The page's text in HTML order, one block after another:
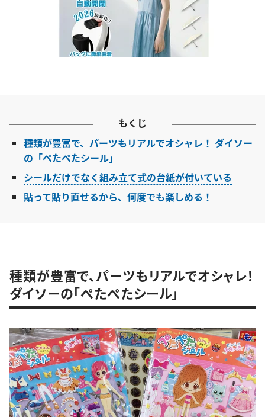
もくじ
種類が豊富で、パーツもリアルでオシャレ！ ダイソー
の「ぺたぺたシール」
シールだけでなく組み立て式の台紙が付いている
貼って貼り直せるから、何度でも楽しめる！
種類が豊富で、パーツもリアルでオシャレ！
ダイソーの「ぺたぺたシール」